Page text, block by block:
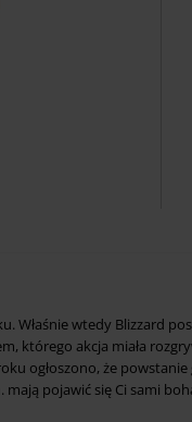
Właśnie wtedy Blizzard
którego akcja miała
ogłoszono, że
pojawić się Ci sami